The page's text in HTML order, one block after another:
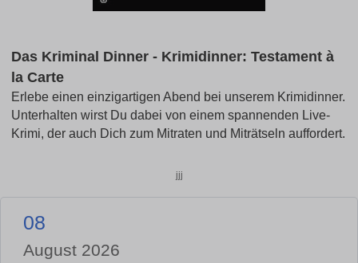
Das Kriminal Dinner - Krimidinner: Testament à
la Carte
Erlebe einen einzigartigen Abend bei unserem Krimidinner.
Unterhalten wirst Du dabei von einem spannenden Live-
Krimi, der auch Dich zum Mitraten und Miträtseln auffordert.
jjj
08
August 2026